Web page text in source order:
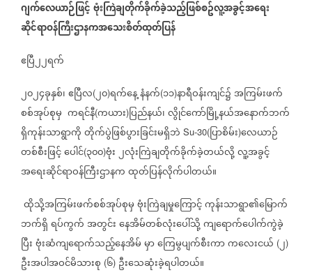
ဂျက်လေယာဉ်ဖြင့်ဗုံးကြဲချတိုက်ခိုက်ခဲ့သည့်ဖြစ်စဥ်လူ့အခွင့်အရေး
ဆိုင်ရာဝန်ကြီးဌာနကအသေးစိတ်ထုတ်ပြန်
ဧပြီ၂၂ရက်
၂၀၂၄ခုနှစ်၊ဧပြီလ(၂၀)ရက်နေ့နံနက်(၁၁)နာရီဝန်းကျင်၌အကြမ်းဖက်
စစ်အုပ်စုမှ ကရင်နီ(ကယား)ပြည်နယ်၊လွိုင်ကော်မြို့နယ်အနောက်ဘက်
ရှိကုန်းသာရွာကိုတိုက်ပွဲဖြစ်ပွားခြင်းမရှိဘဲ Su-30(ပြာစိမ်း)လေယာဉ်
တစ်စီးဖြင့်ပေါင်(၃၀၀)ဗုံး၂လုံးကြဲချတိုက်ခိုက်ခဲ့တယ်လို့လူ့အခွင့်
အရေးဆိုင်ရာဝန်ကြီးဌာနကထုတ်ပြန်လိုက်ပါတယ်။
ထိုသို့အကြမ်းဖက်စစ်အုပ်စုမှဗုံးကြဲချမှုကြောင့်ကုန်းသာရွာ၏မြောက်
ဘက်ရှိရပ်ကွက်အတွင်းနေအိမ်တစ်လုံးပေါ်သို့ကျရောက်ပေါက်ကွဲခဲ့
ပြီးဗုံးဆံကျရောက်သည့်နေအိမ်မှာကြေမွပျက်စီးကာကလေးငယ် (၂)
ဦးအပါအဝင်မိသားစု (၆) ဦးသေဆုံးခဲ့ရပါတယ်။